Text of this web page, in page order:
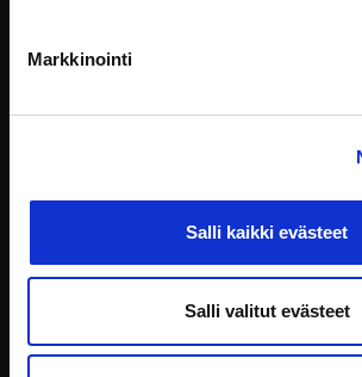
Markkinointi
Salli kaikki evästeet
Salli valitut evästeet